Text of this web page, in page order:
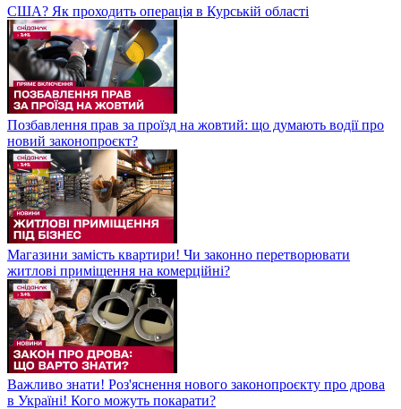
США? Як проходить операція в Курській області
Позбавлення прав за проїзд на жовтий: що думають водії про
новий законопроєкт?
Магазини замість квартири! Чи законно перетворювати
житлові приміщення на комерційні?
Важливо знати! Роз'яснення нового законопроєкту про дрова
в Україні! Кого можуть покарати?